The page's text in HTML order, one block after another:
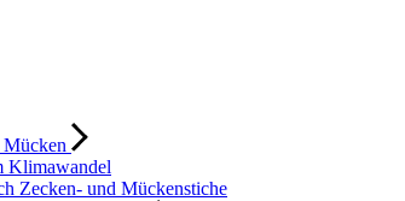
Mücken
Klimawandel
Zecken- und Mückenstiche